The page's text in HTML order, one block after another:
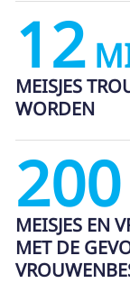
12
MEISJES
WORDEN
200
MEISJES EN
MET DE